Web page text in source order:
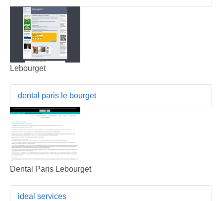
Lebourget
dental paris le bourget
Dental Paris Lebourget
ideal services